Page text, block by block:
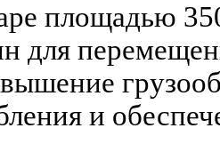
площадью
для
и